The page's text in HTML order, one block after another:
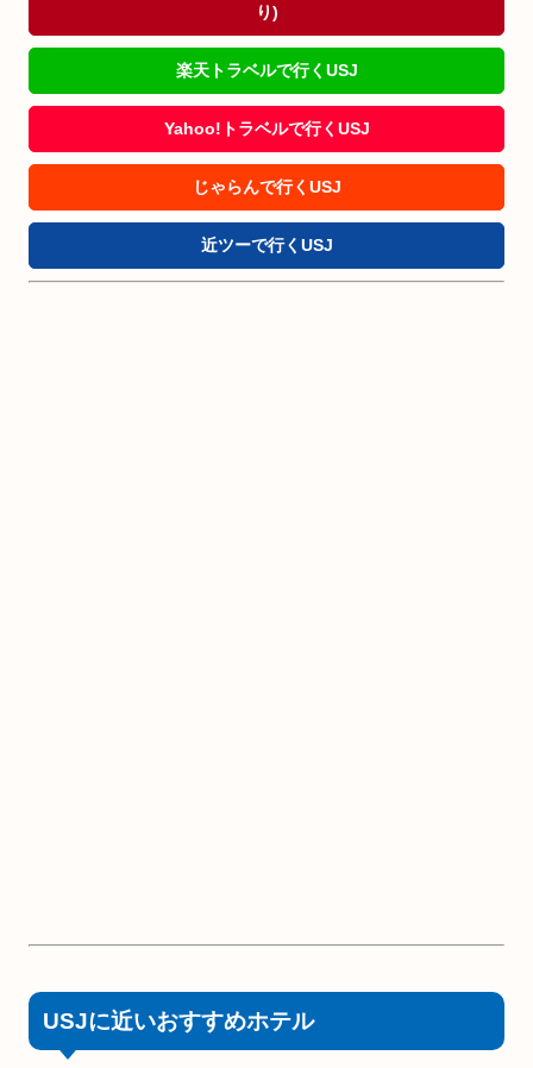
り)
楽天トラベルで行くUSJ
Yahoo!トラベルで行くUSJ
じゃらんで行くUSJ
近ツーで行くUSJ
USJに近いおすすめホテル